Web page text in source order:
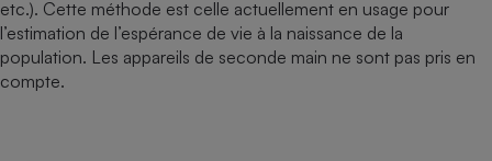
etc.). Cette méthode est celle actuellement en usage pour
l’estimation de l’espérance de vie à la naissance de la
population. Les appareils de seconde main ne sont pas pris en
compte.